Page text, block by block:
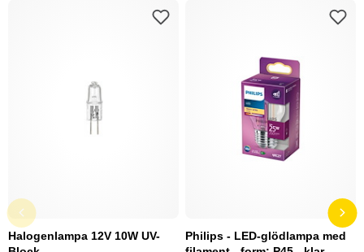
Halogenlampa 12V 10W UV-
Philips - LED-glödlampa med